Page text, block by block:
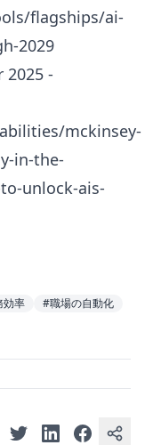
flagships/ai-
2029
-
mckinsey-
in-the-
unlock-ais-
効率
#職場の自動化